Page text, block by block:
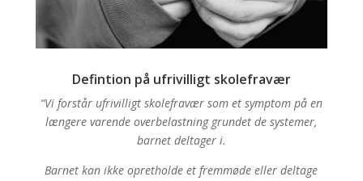
Defintion på ufrivilligt skolefravær
“Vi forstår ufrivilligt skolefravær som et symptom på en
længere varende overbelastning grundet de systemer,
barnet deltager i.
Barnet kan ikke opretholde et fremmøde eller deltage